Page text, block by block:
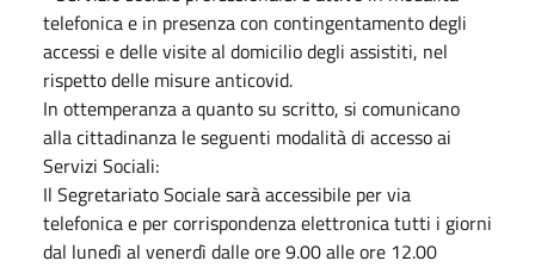
telefonica e in presenza con contingentamento degli
accessi e delle visite al domicilio degli assistiti, nel
rispetto delle misure anticovid.
In ottemperanza a quanto su scritto, si comunicano
alla cittadinanza le seguenti modalità di accesso ai
Servizi Sociali:
Il Segretariato Sociale sarà accessibile per via
telefonica e per corrispondenza elettronica tutti i giorni
dal lunedì al venerdì dalle ore 9.00 alle ore 12.00